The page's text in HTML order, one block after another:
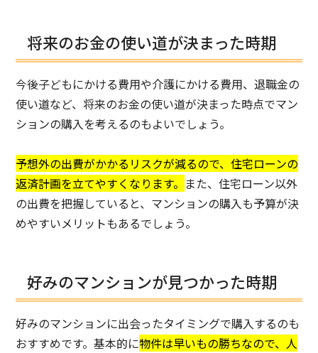
将来のお金の使い道が決まった時期
今後子どもにかける費用や介護にかける費用、退職金の
使い道など、将来のお金の使い道が決まった時点でマン
ションの購入を考えるのもよいでしょう。
予想外の出費がかかるリスクが減るので、住宅ローンの
返済計画を立てやすくなります。 また、住宅ローン以外
の出費を把握していると、マンションの購入も予算が決
めやすいメリットもあるでしょう。
好みのマンションが見つかった時期
好みのマンションに出会ったタイミングで購入するのも
おすすめです。基本的に物件は早いもの勝ちなので、人